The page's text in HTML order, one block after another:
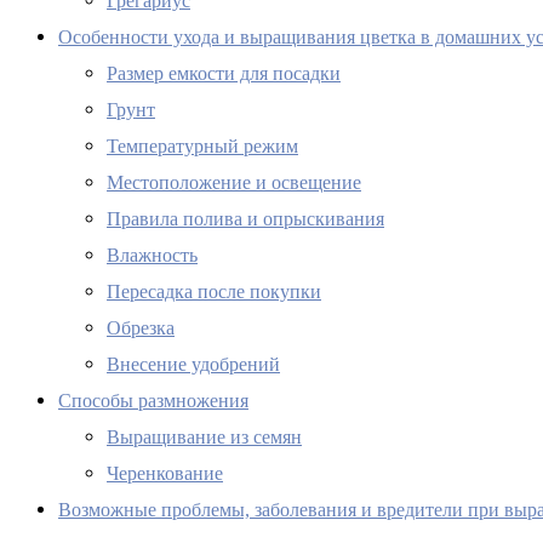
Особенности ухода и выращивания цветка в домашних
Размер емкости для посадки
Грунт
Температурный режим
Местоположение и освещение
Правила полива и опрыскивания
Влажность
Пересадка после покупки
Обрезка
Внесение удобрений
Способы размножения
Выращивание из семян
Черенкование
Возможные проблемы, заболевания и вредители при